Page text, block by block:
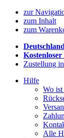
zur
zum Inhalt
zum
Zustellung
Hilfe
Wo ist
Alle